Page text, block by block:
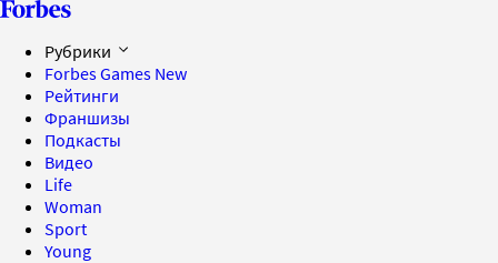
Рубрики
Forbes Games New
Рейтинги
Франшизы
Подкасты
Видео
Life
Woman
Sport
Young